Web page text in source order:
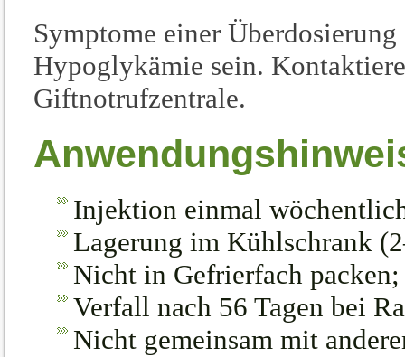
Symptome einer
Hypoglykämie sein.
Giftnotrufzentrale.
Injektion einmal
Lagerung im Kühlschrank
Nicht in Gefrierfach packen;
Verfall nach 56 Tagen bei
Nicht gemeinsam mit